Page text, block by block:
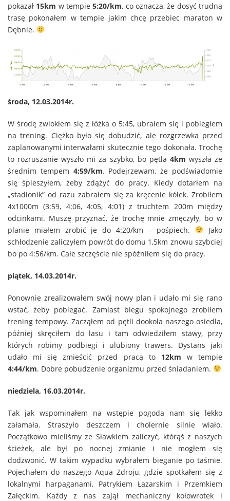
pokazał 15km w tempie5:20/km, co oznacza, że dosyć trudną
trasę pokonałem w tempie jakim chcę przebiec maraton w
Dębnie.
środa, 12.03.2014r.
W środę zwlokłem się z łóżka o 5:45, ubrałem się i pobiegłem
na trening. Ciężko było się dobudzić, ale rozgrzewka przed
zaplanowanymi interwałami skutecznie tego dokonała. Trochę
to rozruszanie wyszło mi za szybko, bo pętla 4km wyszła ze
średnim tempem 4:59/km. Podejrzewam, że podświadomie
się śpieszyłem, żeby zdążyć do pracy. Kiedy dotarłem na
„stadionik” od razu zabrałem się za kręcenie kółek. Zrobiłem
4x1000m (3:59, 4:06, 4:05, 4:01) z truchtem 200m między
odcinkami. Muszę przyznać, że trochę mnie zmęczyły, bo w
planie miałem zrobić je do 4:20/km – pośpiech.
Jako
schłodzenie zaliczyłem powrót do domu 1,5km znowu szybciej
bo po 4:56/km. Całe szczęście nie spóźniłem się do pracy.
piątek, 14.03.2014r.
Ponownie zrealizowałem swój nowy plan i udało mi się rano
wstać, żeby pobiegać. Zamiast biegu spokojnego zrobiłem
trening tempowy. Zacząłem od pętli dookoła naszego osiedla,
później skręciłem do lasu i tam odwiedziłem stawy, przy
których robimy podbiegi i ulubiony trawers. Dystans jaki
udało mi się zmieścić przed pracą to 12km w tempie
4:44/km. Dobre pobudzenie organizmu przed śniadaniem.
niedziela, 16.03.2014r.
Tak jak wspominałem na wstępie pogoda nam się lekko
załamała. Straszyło deszczem i cholernie silnie wiało.
Początkowo mieliśmy ze Sławkiem zaliczyć, którąś z naszych
ścieżek, ale był po nocnej zmianie i nie mogłem się
dodzwonić. W takim wypadku wybrałem bieganie po taśmie.
Pojechałem do naszego Aqua Zdroju, gdzie spotkałem się z
lokalnymi harpaganami, Patrykiem Łazarskim i Przemkiem
Załęckim. Każdy z nas zajął mechaniczny kołowrotek i